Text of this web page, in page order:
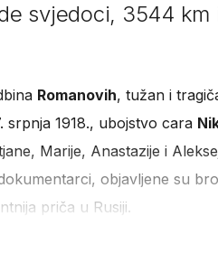
svjedoci, 3544 km
Romanovih, tužan i
srpnja 1918., ubojstvo cara
Marije, Anastazije i
objavljene su
priča u Rusiji.